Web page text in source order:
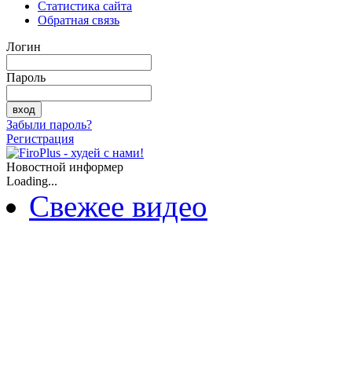
Статистика сайта
Обратная связь
Логин
Пароль
Забыли пароль?
Регистрация
Новостной информер
Loading...
Свежее видео